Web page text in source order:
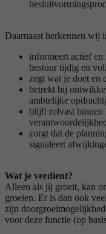
Daarnaast herkennen wij
informeert actief
bestuur tijdig en
zegt wat je doet en
betrekt bij
ambtelijke
blijft rolvast binnen
zorgt dat de
signaleert
Wat je verdient?
Alleen als jíj groeit, kan
groeien. Er is dan ook
zijn
voor deze functie (op